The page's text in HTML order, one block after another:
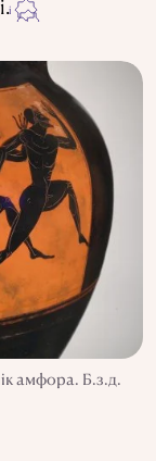
i
i
амфора. Б.з.д.